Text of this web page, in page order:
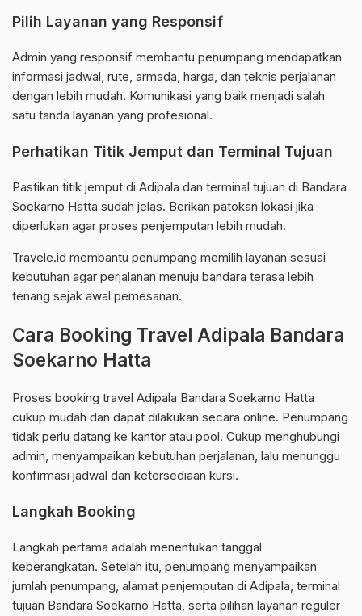
Pilih Layanan yang Responsif
Admin yang responsif membantu penumpang mendapatkan
informasi jadwal, rute, armada, harga, dan teknis perjalanan
dengan lebih mudah. Komunikasi yang baik menjadi salah
satu tanda layanan yang profesional.
Perhatikan Titik Jemput dan Terminal Tujuan
Pastikan titik jemput di Adipala dan terminal tujuan di Bandara
Soekarno Hatta sudah jelas. Berikan patokan lokasi jika
diperlukan agar proses penjemputan lebih mudah.
Travele.id membantu penumpang memilih layanan sesuai
kebutuhan agar perjalanan menuju bandara terasa lebih
tenang sejak awal pemesanan.
Cara Booking Travel Adipala Bandara
Soekarno Hatta
Proses booking travel Adipala Bandara Soekarno Hatta
cukup mudah dan dapat dilakukan secara online. Penumpang
tidak perlu datang ke kantor atau pool. Cukup menghubungi
admin, menyampaikan kebutuhan perjalanan, lalu menunggu
konfirmasi jadwal dan ketersediaan kursi.
Langkah Booking
Langkah pertama adalah menentukan tanggal
keberangkatan. Setelah itu, penumpang menyampaikan
jumlah penumpang, alamat penjemputan di Adipala, terminal
tujuan Bandara Soekarno Hatta, serta pilihan layanan reguler